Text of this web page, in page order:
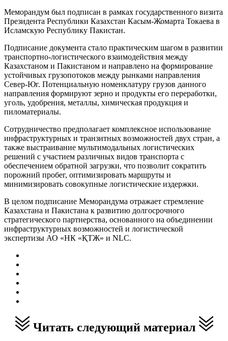
Меморандум был подписан в рамках государственного визита
Президента Республики Казахстан Касым-Жомарта Токаева в
Исламскую Республику Пакистан.
Подписание документа стало практическим шагом в развитии
транспортно-логистического взаимодействия между
Казахстаном и Пакистаном и направлено на формирование
устойчивых грузопотоков между рынками направления
Север-Юг. Потенциальную номенклатуру грузов данного
направления формируют зерно и продукты его переработки,
уголь, удобрения, металлы, химическая продукция и
пиломатериалы.
Сотрудничество предполагает комплексное использование
инфраструктурных и транзитных возможностей двух стран, а
также выстраивание мультимодальных логистических
решений с участием различных видов транспорта с
обеспечением обратной загрузки, что позволит сократить
порожний пробег, оптимизировать маршруты и
минимизировать совокупные логистические издержки.
В целом подписание Меморандума отражает стремление
Казахстана и Пакистана к развитию долгосрочного
стратегического партнерства, основанного на объединении
инфраструктурных возможностей и логистической
экспертизы АО «НК «ҚТЖ» и NLC.
Читать следующий материал